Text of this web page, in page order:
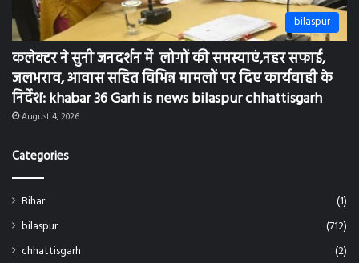
bilaspur
कलेक्टर ने सुनी जनदर्शन में लोगों की समस्याएं,नहर सफाई,
जलभराव, आवास सहित विभिन्न मामलों पर दिए कार्यवाही के
निर्देश: khabar 36 Garh is news bilaspur chhattisgarh
August 4, 2026
Categories
Bihar
(1)
bilaspur
(712)
chhattisgarh
(2)